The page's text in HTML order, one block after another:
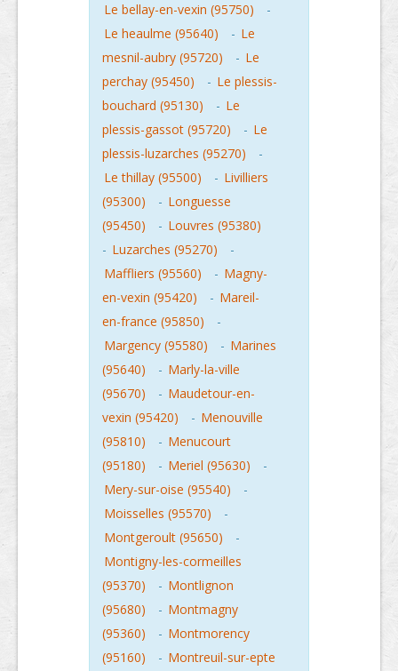
Le bellay-en-vexin (95750)
-
Le heaulme (95640)
- Le
mesnil-aubry (95720)
- Le
perchay (95450)
- Le plessis-
bouchard (95130)
- Le
plessis-gassot (95720)
- Le
plessis-luzarches (95270)
-
Le thillay (95500)
- Livilliers
(95300)
- Longuesse
(95450)
- Louvres (95380)
- Luzarches (95270)
-
Maffliers (95560)
- Magny-
en-vexin (95420)
- Mareil-
en-france (95850)
-
Margency (95580)
- Marines
(95640)
- Marly-la-ville
(95670)
- Maudetour-en-
vexin (95420)
- Menouville
(95810)
- Menucourt
(95180)
- Meriel (95630)
-
Mery-sur-oise (95540)
-
Moisselles (95570)
-
Montgeroult (95650)
-
Montigny-les-cormeilles
(95370)
- Montlignon
(95680)
- Montmagny
(95360)
- Montmorency
(95160)
- Montreuil-sur-epte